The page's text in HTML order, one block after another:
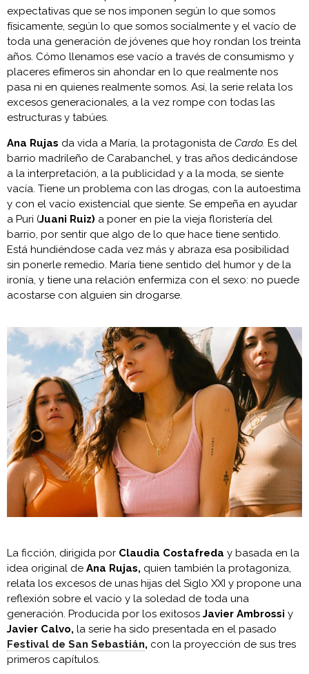
expectativas que se nos imponen según lo que somos
físicamente, según lo que somos socialmente y el vacío de
toda una generación de jóvenes que hoy rondan los treinta
años. Cómo llenamos ese vacío a través de consumismo y
placeres efímeros sin ahondar en lo que realmente nos
pasa ni en quienes realmente somos. Así, la serie relata los
excesos generacionales, a la vez rompe con todas las
estructuras y tabúes.
Ana Rujas da vida a María, la protagonista de Cardo. Es del
barrio madrileño de Carabanchel, y tras años dedicándose
a la interpretación, a la publicidad y a la moda, se siente
vacía. Tiene un problema con las drogas, con la autoestima
y con el vacío existencial que siente. Se empeña en ayudar
a Puri (Juani Ruiz) a poner en pie la vieja floristería del
barrio, por sentir que algo de lo que hace tiene sentido.
Está hundiéndose cada vez más y abraza esa posibilidad
sin ponerle remedio. María tiene sentido del humor y de la
ironía, y tiene una relación enfermiza con el sexo: no puede
acostarse con alguien sin drogarse.
La ficción, dirigida por Claudia Costafreda y basada en la
idea original de Ana Rujas, quien también la protagoniza,
relata los excesos de unas hijas del Siglo XXI y propone una
reflexión sobre el vacío y la soledad de toda una
generación. Producida por los exitosos Javier Ambrossi y
Javier Calvo, la serie ha sido presentada en el pasado
Festival de San Sebastián, con la proyección de sus tres
primeros capítulos.